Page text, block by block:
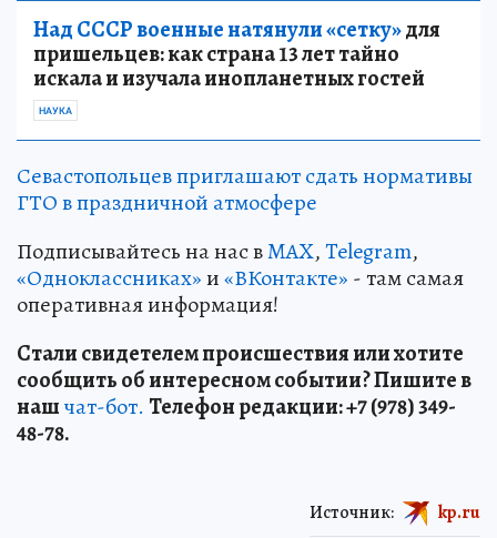
Над СССР военные натянули «сетку»для
пришельцев: как страна 13 лет тайно
искала и изучала инопланетных гостей
НАУКА
Севастопольцев приглашают сдать нормативы
ГТО в праздничной атмосфере
Подписывайтесь на нас вMAX,Telegram,
«Одноклассниках»и«ВКонтакте» - там самая
оперативная информация!
Стали свидетелем происшествия или хотите
сообщить об интересном событии? Пишите в
нашчат-бот. Телефон редакции: +7 (978) 349-
48-78.
Источник: kp.ru